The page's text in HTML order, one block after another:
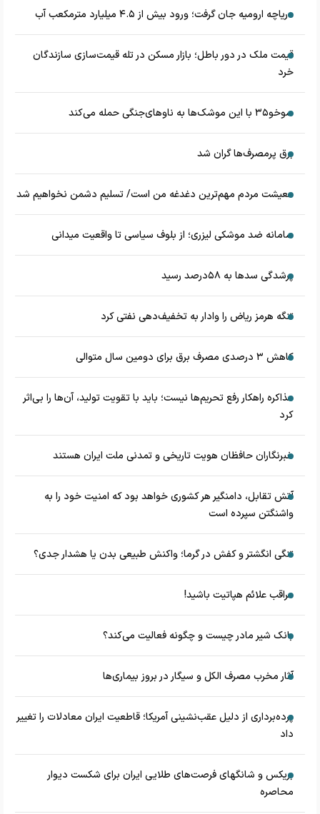
دریاچه ارومیه جان گرفت؛ ورود بیش از ۴.۵ میلیارد مترمکعب آب
قیمت ملک در دور باطل؛ بازار مسکن در تله قیمت‌سازی سازندگان
خرد
سوخو۳۵ با این موشک‌ها به ناوهای‌جنگی حمله می‌کند
برق پرمصرف‌ها گران شد
معیشت مردم مهم‌ترین دغدغه من است/ تسلیم دشمن نخواهیم شد
سامانه ضد موشکی لیزری؛ از بلوف سیاسی تا واقعیت میدانی
پرشدگی سدها به ۵۸درصد رسید
تنگه هرمز ریاض را وادار به تخفیف‌دهی نفتی کرد
کاهش ۳ درصدی مصرف برق برای دومین سال متوالی
مذاکره راهکار رفع تحریم‌ها نیست؛ باید با تقویت تولید، آن‌ها را بی‌اثر
کرد
خبرنگاران حافظان هویت تاریخی و تمدنی ملت ایران هستند
آتش تقابل، دامنگیر هر کشوری خواهد بود که امنیت خود را به
واشنگتن سپرده است
تنگی انگشتر و کفش در گرما؛ واکنش طبیعی بدن یا هشدار جدی؟
مراقب علائم هپاتیت باشید!
بانک شیر مادر چیست و چگونه فعالیت می‌کند؟
آثار مخرب مصرف الکل و سیگار در بروز بیماری‌ها
پرده‌برداری از دلیل عقب‌نشینی آمریکا؛ قاطعیت ایران معادلات را تغییر
داد
بریکس و شانگهای فرصت‌های طلایی ایران برای شکست دیوار
محاصره